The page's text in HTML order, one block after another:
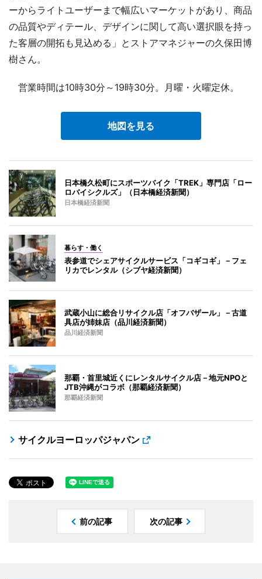
ーからライトユーザーまで幅広いマーケットがあり、商品
の品質やディテール、デザインに関して高い選択眼を持っ
た客層の開拓も見込める」とストアマネジャーの久保田博
樹さん。
営業時間は10時30分～19時30分。月曜・火曜定休。
地図を見る
日本橋久松町にスポーツバイク「TREK」専門店「ロー
ロバイシクルズ」（日本橋経済新聞）
日本橋経済新聞
暮らす・働く
表参道でシェアサイクルサービス「コギコギ」－フェ
リカでレンタル（シブヤ経済新聞）
武蔵小山に総合リサイクル店「オフバザール」－古道
具店が姉妹店（品川経済新聞）
品川経済新聞
那覇・首里城近くにレンタルサイクル店－地元NPOと
JTB沖縄がコラボ（那覇経済新聞）
那覇経済新聞
サイクルヨーロッパジャパン
前の記事 次の記事